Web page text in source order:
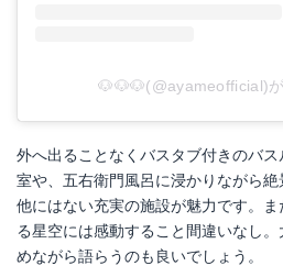
🐶🐶🐶(@ayameofficial)
外へ出ることなくバスタブ付きのバ
室や、五右衛門風呂に浸かりながら絶
他にはない充実の施設が魅力です。
る星空には感動すること間違いなし
めながら語らうのも良いでしょう。